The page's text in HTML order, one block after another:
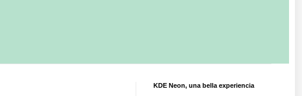
KDE Neon, una bella experiencia